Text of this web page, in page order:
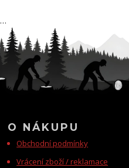
O NÁKUPU
Obchodní podmínky
Vrácení zboží / reklamace
…